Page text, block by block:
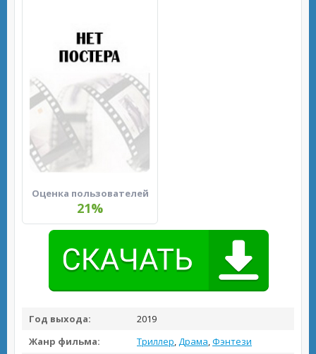
Оценка пользователей
21%
Год выхода:
2019
Жанр фильма:
Триллер,Драма,Фэнтези